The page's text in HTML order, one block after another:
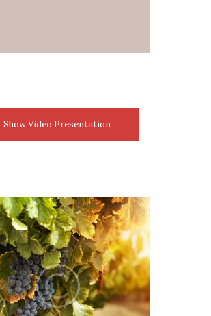
Show Video Presentation